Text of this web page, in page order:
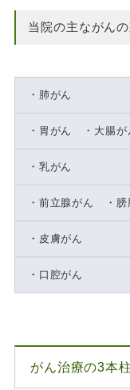
当院の主ながん
・肺がん
・胃がん ・大腸
・乳がん
・前立腺がん ・膀
・皮膚がん
・口腔がん
がん治療の3本柱